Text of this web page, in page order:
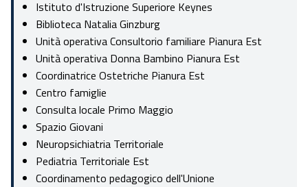
Istituto d'Istruzione Superiore Keynes
Biblioteca Natalia Ginzburg
Unità operativa Consultorio familiare Pianura Est
Unità operativa Donna Bambino Pianura Est
Coordinatrice Ostetriche Pianura Est
Centro famiglie
Consulta locale Primo Maggio
Spazio Giovani
Neuropsichiatria Territoriale
Pediatria Territoriale Est
Coordinamento pedagogico dell'Unione